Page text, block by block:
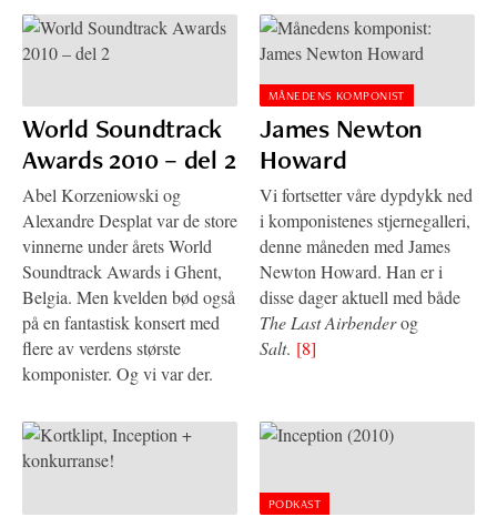
World Soundtrack
Awards 2010 – del 2
Abel Korzeniowski og
Alexandre Desplat var de store
vinnerne under årets World
Soundtrack Awards i Ghent,
Belgia. Men kvelden bød også
på en fantastisk konsert med
flere av verdens største
komponister. Og vi var der.
MÅNEDENS KOMPONIST
James Newton
Howard
Vi fortsetter våre dypdykk ned
i komponistenes stjernegalleri,
denne måneden med James
Newton Howard. Han er i
disse dager aktuell med både
The Last Airbenderog
Salt. [8]
PODKAST